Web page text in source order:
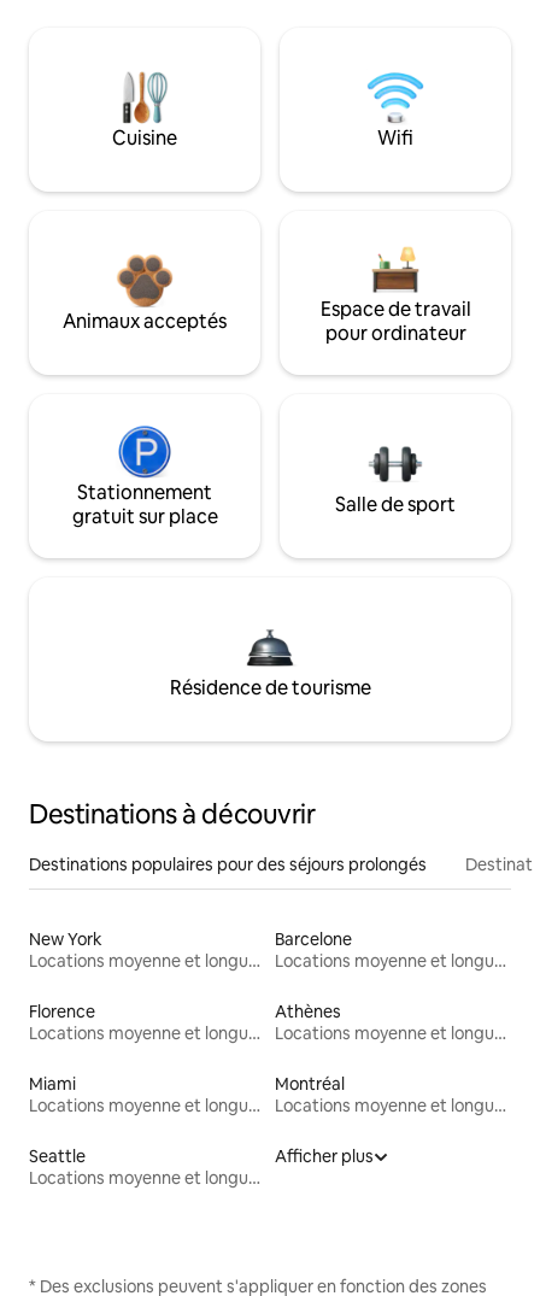
Cuisine Wifi
Animaux acceptés
Espace de travail
pour ordinateur
Stationnement
gratuit sur place
Salle de sport
Résidence de tourisme
Destinations à découvrir
Destinations populaires pour des séjours prolongés
New York
Locations moyenne et longue durée
Barcelone
Locations moyenne et longue durée
Florence
Locations moyenne et longue durée
Athènes
Locations moyenne et longue durée
Miami
Locations moyenne et longue durée
Montréal
Locations moyenne et longue durée
Seattle
Locations moyenne et longue durée
Afficher plus
* Des exclusions peuvent s'appliquer en fonction des zones